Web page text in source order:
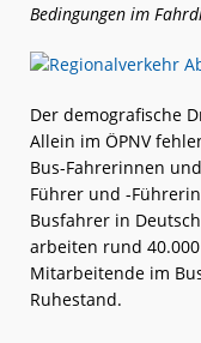
Bedingungen im
Der demografische
Allein im ÖPNV
Bus-Fahrerinnen
Führer und -
Busfahrer in
arbeiten rund
Mitarbeitende im
Ruhestand.